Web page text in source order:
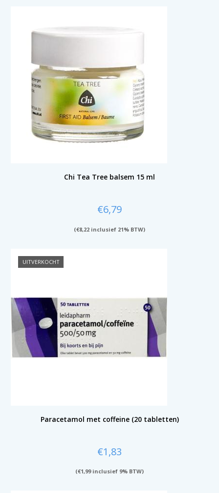
Chi Tea Tree balsem 15 ml
€6,79
(€8,22 inclusief 21% BTW)
UITVERKOCHT
Paracetamol met coffeine (20 tabletten)
€1,83
(€1,99inclusief 9% BTW)